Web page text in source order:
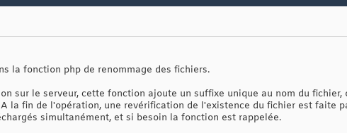
la fonction php de renommage des fichiers.
sur le serveur, cette fonction ajoute un suffixe unique au nom du
la fin de l'opération, une revérification de l'existence du fichier est faite
simultanément, et si besoin la fonction est rappelée.